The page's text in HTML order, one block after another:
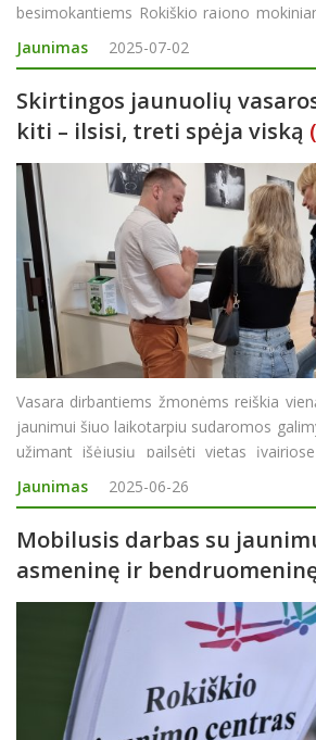
besimokantiems Rokiškio rajono
proga pasidžiaugti vaikų ir jaunuolių
tiems, kurie juos ugdo, skatina ir
Jaunimas 2025-07-02
Skirtingos jaunuolių
kiti – ilsisi, treti spėja viską
Vasara dirbantiems žmonėms reiškia
jaunimui šiuo laikotarpiu sudaromos
užimant išėjusių pailsėti vietas
bendrovėse. Kiek jaunuolių Rokiškio
galimybe per porą m
Jaunimas 2025-06-26
Mobilusis darbas su
asmeninę ir